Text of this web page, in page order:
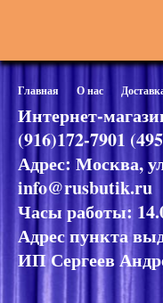
Главная О нас
Интернет-
(916)172-7901
Адрес: Москва,
info@rusbutik.ru
Часы работы:
Адрес пункта
ИП Сергеев